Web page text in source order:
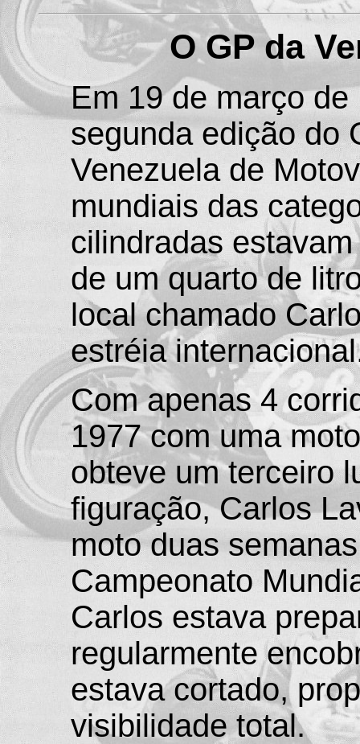
O GP da
Em 19 de março
segunda edição do
Venezuela de
mundiais das
cilindradas
de um quarto de
local chamado
estréia
Com apenas 4
1977 com uma
obteve um terceiro
figuração, Carlos
moto duas
Campeonato
Carlos estava
regularmente
estava cortado,
visibilidade total.